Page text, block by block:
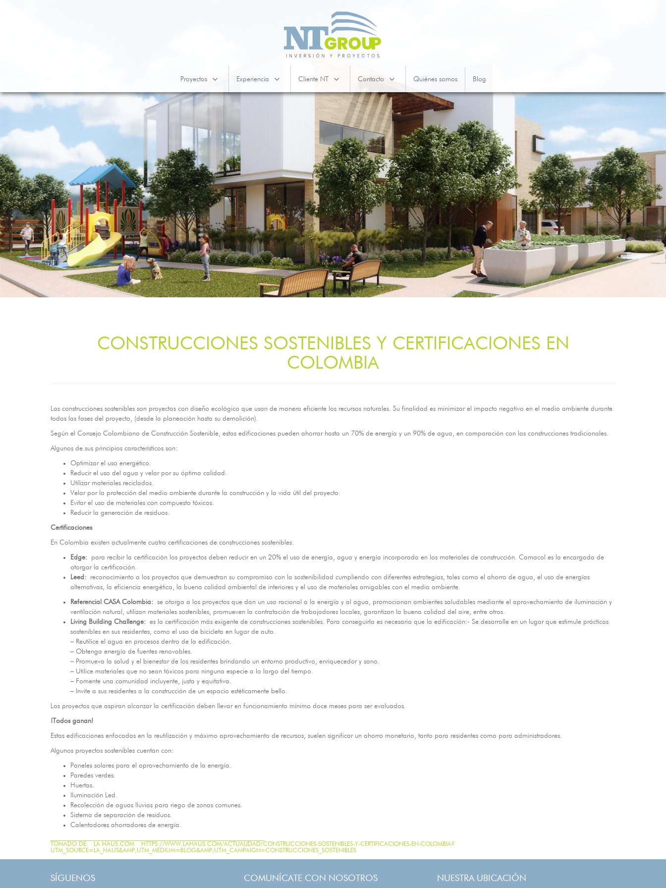
Proyectos Experiencia Cliente NT Contacto Quiénes somos Blog
CONSTRUCCIONES SOSTENIBLES Y CERTIFICACIONES EN
COLOMBIA
Las construcciones sostenibles son proyectos con diseño ecológico que usan de manera eficiente los recursos naturales. Su finalidad es minimizar el impacto negativo en el medio ambiente durante
todas las fases del proyecto, (desde la planeación hasta su demolición).
Según el Consejo Colombiano de Construcción Sostenible, estas edificaciones pueden ahorrar hasta un 70% de energía y un 90% de agua, en comparación con las construcciones tradicionales.
Algunos de sus principios característicos son:
Optimizar el uso energético.
Reducir el uso del agua y velar por su óptima calidad.
Utilizar materiales reciclados.
Velar por la protección del medio ambiente durante la construcción y la vida útil del proyecto.
Evitar el uso de materiales con compuesto tóxicos.
Reducir la generación de residuos.
Certificaciones
En Colombia existen actualmente cuatro certificaciones de construcciones sostenibles.
Edge: para recibir la certificación los proyectos deben reducir en un 20% el uso de energía, agua y energía incorporada en los materiales de construcción. Camacol es la encargada de
otorgar la certificación.
Leed: reconocimiento a los proyectos que demuestran su compromiso con la sostenibilidad cumpliendo con diferentes estrategias, tales como el ahorro de agua, el uso de energías
alternativas, la eficiencia energética, la buena calidad ambiental de interiores y el uso de materiales amigables con el medio ambiente.
Referencial CASA Colombia: se otorga a los proyectos que dan un uso racional a la energía y al agua, promocionan ambientes saludables mediante el aprovechamiento de iluminación y
ventilación natural, utilizan materiales sostenibles, promueven la contratación de trabajadores locales, garantizan la buena calidad del aire, entre otros.
Living Building Challenge: es la certificación más exigente de construcciones sostenibles. Para conseguirla es necesario que la edificación:- Se desarrolle en un lugar que estimule prácticas
sostenibles en sus residentes, como el uso de bicicleta en lugar de auto.
– Reutilice el agua en procesos dentro de la edificación.
– Obtenga energía de fuentes renovables.
– Promueva la salud y el bienestar de los residentes brindando un entorno productivo, enriquecedor y sano.
– Utilice materiales que no sean tóxicos para ninguna especie a lo largo del tiempo.
– Fomente una comunidad incluyente, justa y equitativa.
– Invite a sus residentes a la construcción de un espacio estéticamente bello.
Los proyectos que aspiran alcanzar la certificación deben llevar en funcionamiento mínimo doce meses para ser evaluados.
¡Todos ganan!
Estas edificaciones enfocadas en la reutilización y máximo aprovechamiento de recursos, suelen significar un ahorro monetario, tanto para residentes como para administradores.
Algunos proyectos sostenibles cuentan con:
Paneles solares para el aprovechamiento de la energía.
Paredes verdes.
Huertas.
Iluminación Led.
Recolección de aguas lluvias para riego de zonas comunes.
Sistema de separación de residuos.
Calentadores ahorradores de energía.
TOMADO DE: LA HAUS.COM HTTPS://WWW.LAHAUS.COM/ACTUALIDAD/CONSTRUCCIONES-SOSTENIBLES-Y-CERTIFICACIONES-EN-COLOMBIA?
UTM_SOURCE=LA_HAUS&AMP;UTM_MEDIUM=BLOG&AMP;UTM_CAMPAIGN=CONSTRUCCIONES_SOSTENIBLES
SÍGUENOS COMUNÍCATE CON NOSOTROS NUESTRA UBICACIÓN